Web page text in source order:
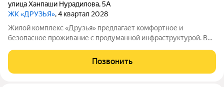
улица Ханпаши Нурадилова,5А
ЖК «ДРУЗЬЯ», 4 квартал 2028
Жилой комплекс «Друзья» предлагает комфортное и
безопасное проживание с продуманной инфраструктурой. Во
проложены велосипедные дорожки, оборудованы детские и
спортивные площадки. Сам дом оснащён
Позвонить